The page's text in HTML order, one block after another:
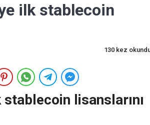
ilk stablecoin
130 kez
lisanslarını